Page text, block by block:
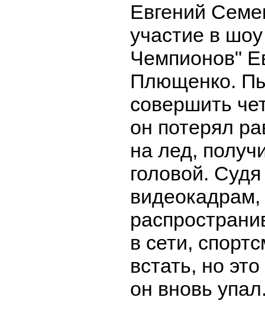
Евгений
участие в
Чемпионов"
Плющенко.
совершить
он потерял
на лед,
головой.
видеокадрам,
в сети,
встать, но
он вновь